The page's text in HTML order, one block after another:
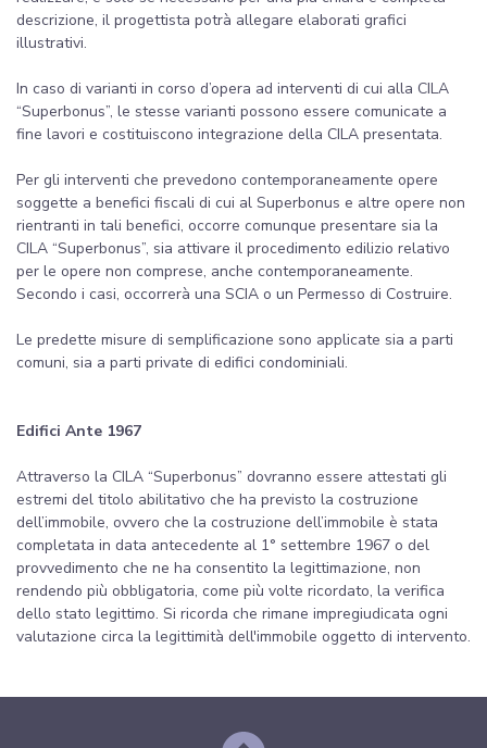
descrizione, il progettista potrà allegare elaborati grafici
illustrativi.
In caso di varianti in corso d’opera ad interventi di cui alla CILA
“Superbonus”, le stesse varianti possono essere comunicate a
fine lavori e costituiscono integrazione della CILA presentata.
Per gli interventi che prevedono contemporaneamente opere
soggette a benefici fiscali di cui al Superbonus e altre opere non
rientranti in tali benefici, occorre comunque presentare sia la
CILA “Superbonus”, sia attivare il procedimento edilizio relativo
per le opere non comprese, anche contemporaneamente.
Secondo i casi, occorrerà una SCIA o un Permesso di Costruire.
Le predette misure di semplificazione sono applicate sia a parti
comuni, sia a parti private di edifici condominiali.
Edifici Ante 1967
Attraverso la CILA “Superbonus” dovranno essere attestati gli
estremi del titolo abilitativo che ha previsto la costruzione
dell’immobile, ovvero che la costruzione dell’immobile è stata
completata in data antecedente al 1° settembre 1967 o del
provvedimento che ne ha consentito la legittimazione, non
rendendo più obbligatoria, come più volte ricordato, la verifica
dello stato legittimo. Si ricorda che rimane impregiudicata ogni
valutazione circa la legittimità dell'immobile oggetto di intervento.